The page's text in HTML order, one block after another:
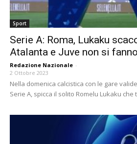
Sport
Serie A: Roma, Lukaku
Atalanta e Juve non si
Redazione Nazionale -
2 Ottobre 2023
Nella domenica calcistica con le gare
Serie A, spicca il solito Romelu Lukaku che